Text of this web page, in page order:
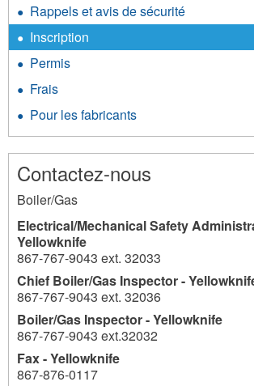
Rappels et avis de sécurité
Inscription
Permis
Frais
Pour les fabricants
Contactez-nous
Boiler/Gas
Electrical/Mechanical Safety
Yellowknife
867-767-9043 ext. 32033
Chief Boiler/Gas Inspector -
867-767-9043 ext. 32036
Boiler/Gas Inspector - Yellowknife
867-767-9043 ext.32032
Fax - Yellowknife
867-876-0117